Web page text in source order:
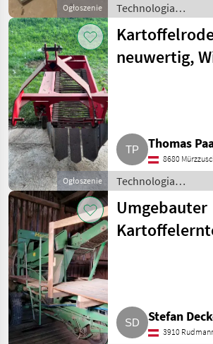
Ogłoszenie
Technologia
ziemniaczana / Inne
rozwiązania
technologiczne dla
ziemniaków
Ogłoszenie
neuwertig,
Thomas
8680
Technologia
ziemniaczana / Inne
rozwiązania
technologiczne dla
ziemniaków
Umgebauter
Stefan
3910